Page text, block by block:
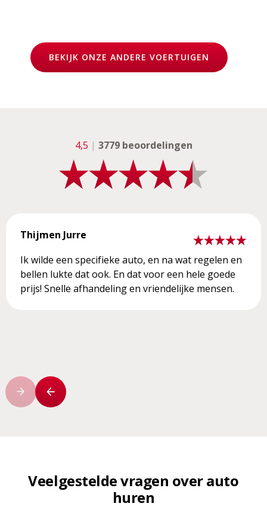
BEKIJK ONZE ANDERE VOERTUIGEN
4,5 | 3779 beoordelingen
Thijmen Jurre
Ik wilde een specifieke auto, en na wat regelen en
bellen lukte dat ook. En dat voor een hele goede
prijs! Snelle afhandeling en vriendelijke mensen.
Veelgestelde vragen over auto
huren